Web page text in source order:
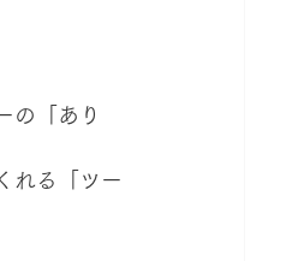
の「あり
れる「ツー